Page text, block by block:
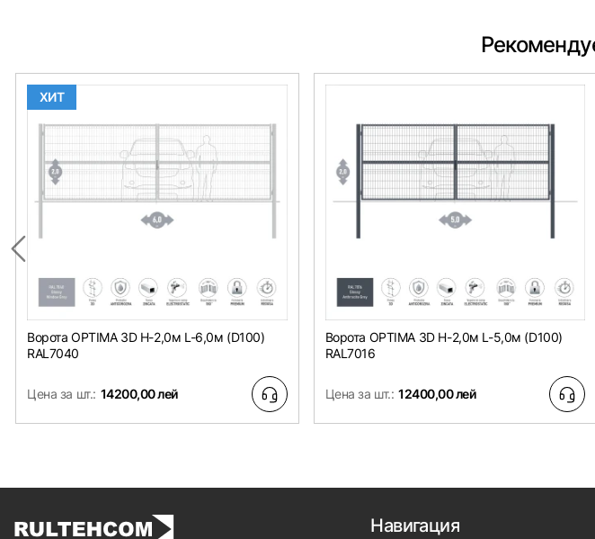
ХИТ
Ворота OPTIMA 3D H-2,0м L-6,0м (D100)
RAL7040
Цена за шт.: 14200,00 лей
Ворота OPTIMA 3D H-2,0м L-5,0м (D100)
RAL7016
Цена за шт.: 12400,00 лей
Навигация